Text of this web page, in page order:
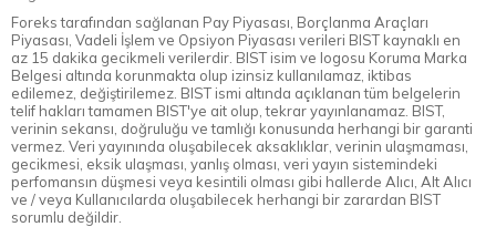
Foreks tarafından sağlanan Pay Piyasası, Borçlanma Araçları
Piyasası, Vadeli İşlem ve Opsiyon Piyasası verileri BIST kaynaklı en
az 15 dakika gecikmeli verilerdir. BIST isim ve logosu Koruma Marka
Belgesi altında korunmakta olup izinsiz kullanılamaz, iktibas
edilemez, değiştirilemez. BIST ismi altında açıklanan tüm belgelerin
telif hakları tamamen BIST'ye ait olup, tekrar yayınlanamaz. BIST,
verinin sekansı, doğruluğu ve tamlığı konusunda herhangi bir garanti
vermez. Veri yayınında oluşabilecek aksaklıklar, verinin ulaşmaması,
gecikmesi, eksik ulaşması, yanlış olması, veri yayın sistemindeki
perfomansın düşmesi veya kesintili olması gibi hallerde Alıcı, Alt Alıcı
ve / veya Kullanıcılarda oluşabilecek herhangi bir zarardan BIST
sorumlu değildir.